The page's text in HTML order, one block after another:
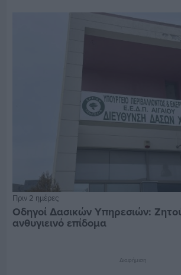
Πριν 2 ημέρες
Οδηγοί Δασικών Υπηρεσιών:
ανθυγιεινό επίδομα
Διαφήμιση